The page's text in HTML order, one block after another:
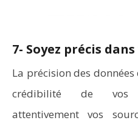
7- Soyez précis
La précision des
crédibilité de vos
attentivement vos